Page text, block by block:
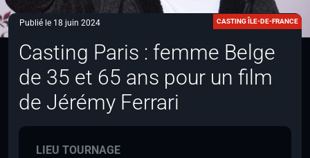
CONNEXION
Publié le 18 juin 2024 CASTING ÎLE-DE-FRANCE
Casting Paris : femme Belge
de 35 et 65 ans pour un film
de Jérémy Ferrari
LIEU TOURNAGE